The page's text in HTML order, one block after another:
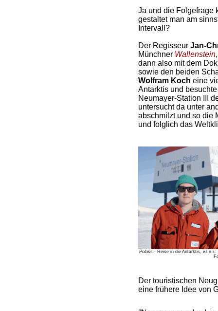
Ja und die Folgefrage
gestaltet man am
Intervall?
Der Regisseur Jan-
Münchner Wallenstein
dann also mit dem
sowie den beiden
Wolfram Koch eine
Antarktis und
Neumayer-Station III
untersucht da unter
abschmilzt und so die
und folglich das
Polaris- Reise in die Antarktis, v.l.n.r.:
Der touristischen
eine frühere Idee von